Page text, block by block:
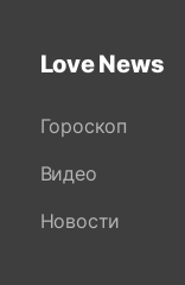
Love News
Гороскоп
Видео
Новости